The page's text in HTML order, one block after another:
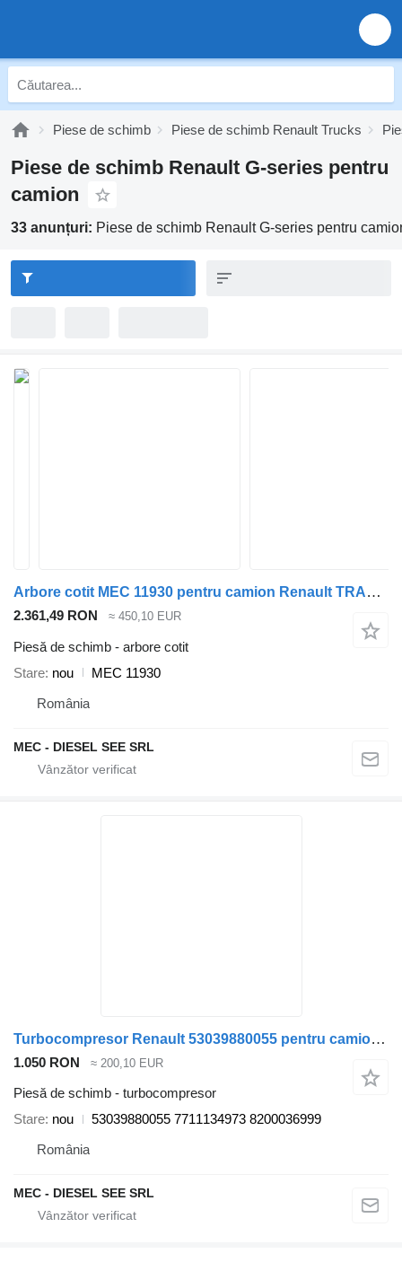
Piese de schimb Piese de schimb Renault Trucks
Piese de schimb Renault G-series pentru
camion
33 anunțuri: Piese de schimb Renault G-series pentru
Arbore cotit MEC 11930 pentru camion Renault TRAFIC MOVANO 2.5 G9U
2.361,49 RON ≈ 450,10 EUR
Piesă de schimb - arbore cotit
Stare nou
MEC 11930
România
MEC - DIESEL SEE SRL
Turbocompresor Renault 53039880055 pentru camion Renault master 2.5DCI g9u720
1.050 RON ≈ 200,10 EUR
Piesă de schimb - turbocompresor
Stare nou
53039880055 7711134973 8200036999
România
MEC - DIESEL SEE SRL